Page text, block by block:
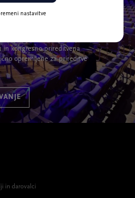
doma sledi organizaciji
prizoriščih domujeta
in kongresno-prireditvena
opremljene za prireditve
in darovalci
nastavitve